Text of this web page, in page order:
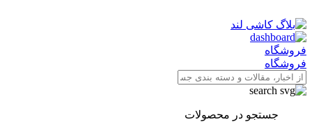
فروشگاه
فروشگاه
جستجو در محصولات